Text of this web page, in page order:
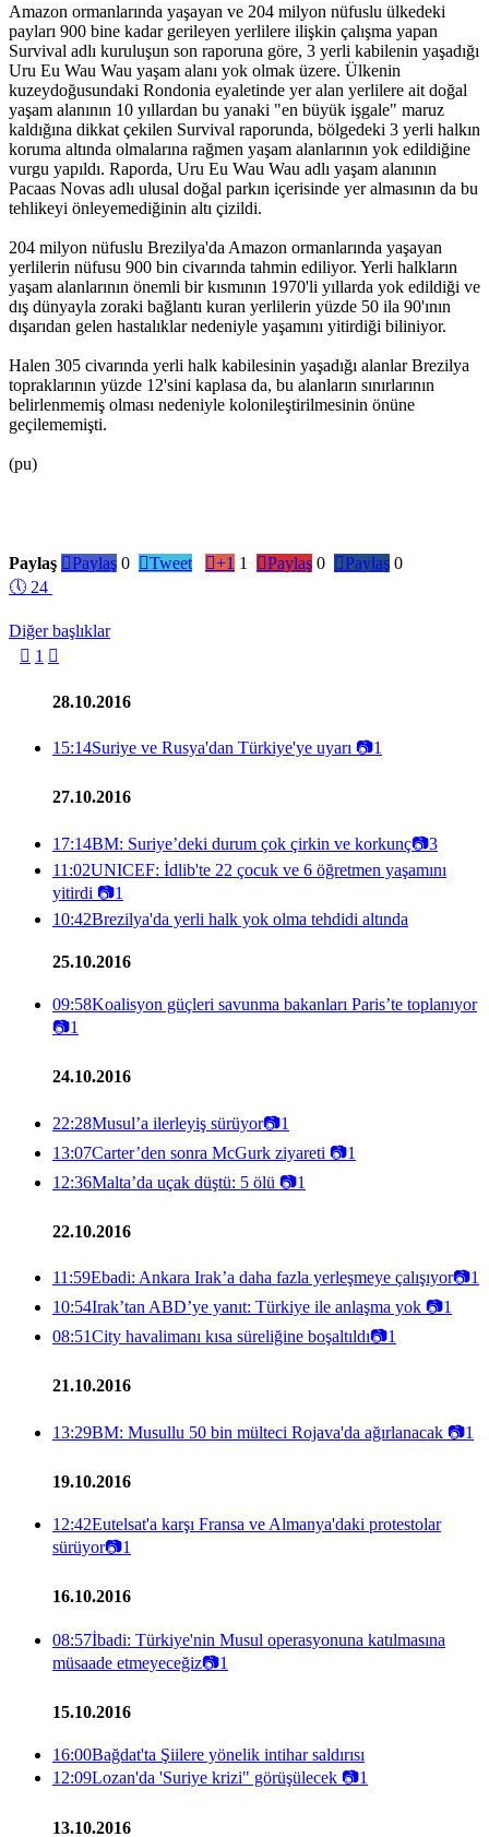
Amazon ormanlarında yaşayan ve 204 milyon nüfuslu ülkedeki
payları 900 bine kadar gerileyen yerlilere ilişkin çalışma yapan
Survival adlı kuruluşun son raporuna göre, 3 yerli kabilenin yaşadığı
Uru Eu Wau Wau yaşam alanı yok olmak üzere. Ülkenin
kuzeydoğusundaki Rondonia eyaletinde yer alan yerlilere ait doğal
yaşam alanının 10 yıllardan bu yanaki "en büyük işgale" maruz
kaldığına dikkat çekilen Survival raporunda, bölgedeki 3 yerli halkın
koruma altında olmalarına rağmen yaşam alanlarının yok edildiğine
vurgu yapıldı. Raporda, Uru Eu Wau Wau adlı yaşam alanının
Pacaas Novas adlı ulusal doğal parkın içerisinde yer almasının da bu
tehlikeyi önleyemediğinin altı çizildi.
204 milyon nüfuslu Brezilya'da Amazon ormanlarında yaşayan
yerlilerin nüfusu 900 bin civarında tahmin ediliyor. Yerli halkların
yaşam alanlarının önemli bir kısmının 1970'li yıllarda yok edildiği ve
dış dünyayla zoraki bağlantı kuran yerlilerin yüzde 50 ila 90'ının
dışarıdan gelen hastalıklar nedeniyle yaşamını yitirdiği biliniyor.
Halen 305 civarında yerli halk kabilesinin yaşadığı alanlar Brezilya
topraklarının yüzde 12'sini kaplasa da, bu alanların sınırlarının
belirlenmemiş olması nedeniyle kolonileştirilmesinin önüne
geçilememişti.
(pu)
Paylaş Paylaş 0 Tweet +1 1 Paylaş 0 Paylaş 0
🕔 24
Diğer başlıklar
 1 
28.10.2016
15:14Suriye ve Rusya'dan Türkiye'ye uyarı 📷1
27.10.2016
17:14BM: Suriye’deki durum çok çirkin ve korkunç📷3
11:02UNICEF: İdlib'te 22 çocuk ve 6 öğretmen yaşamını
yitirdi 📷1
10:42Brezilya'da yerli halk yok olma tehdidi altında
25.10.2016
09:58Koalisyon güçleri savunma bakanları Paris’te toplanıyor
📷1
24.10.2016
22:28Musul’a ilerleyiş sürüyor📷1
13:07Carter’den sonra McGurk ziyareti 📷1
12:36Malta’da uçak düştü: 5 ölü 📷1
22.10.2016
11:59Ebadi: Ankara Irak’a daha fazla yerleşmeye çalışıyor📷1
10:54Irak’tan ABD’ye yanıt: Türkiye ile anlaşma yok 📷1
08:51City havalimanı kısa süreliğine boşaltıldı📷1
21.10.2016
13:29BM: Musullu 50 bin mülteci Rojava'da ağırlanacak 📷1
19.10.2016
12:42Eutelsat'a karşı Fransa ve Almanya'daki protestolar
sürüyor📷1
16.10.2016
08:57İbadi: Türkiye'nin Musul operasyonuna katılmasına
müsaade etmeyeceğiz📷1
15.10.2016
16:00Bağdat'ta Şiilere yönelik intihar saldırısı
12:09Lozan'da 'Suriye krizi" görüşülecek 📷1
13.10.2016